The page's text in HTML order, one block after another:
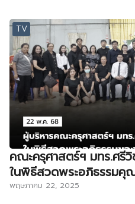
TV
คณะครุศาสตร์ฯ มทร.ศรี
ในพิธีสวดพระอภิธรรม
พฤษภาคม 22, 2025